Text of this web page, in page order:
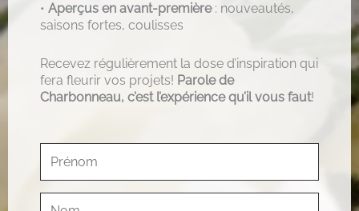
• Aperçus en avant-première: nouveautés,
saisons fortes, coulisses
Recevez régulièrement la dose d’inspiration qui
fera fleurir vos projets! Parole de
Charbonneau, c’est l’expérience qu’il vous faut!